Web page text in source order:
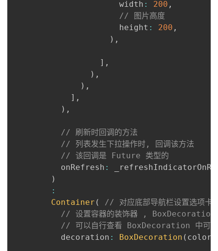
                      width
: 200 ,
// 图片高度
                      height
: 200 ,
) ,
] ,
) ,
) ,
] ,
) ,
// 刷新时回调的方法
// 列表发生下拉操作时, 回调该方法
// 该回调是 Future 类型的
          onRefresh
:
)
:
Container (
// 对应底部导航栏设置选项卡
// 设置容器的装饰器 , BoxDecoration
// 可以自行查看 BoxDecoration 中可以
          decoration
: BoxDecoration ( color